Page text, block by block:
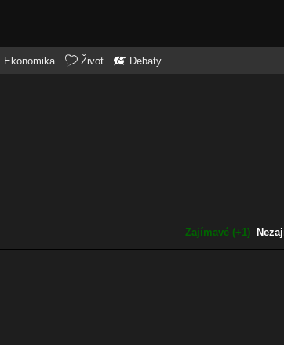
Ekonomika Život Debaty
Zajímavé (+1)